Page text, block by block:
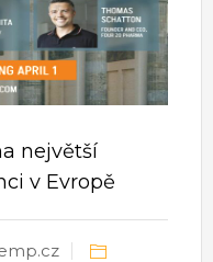
největší
v Evropě